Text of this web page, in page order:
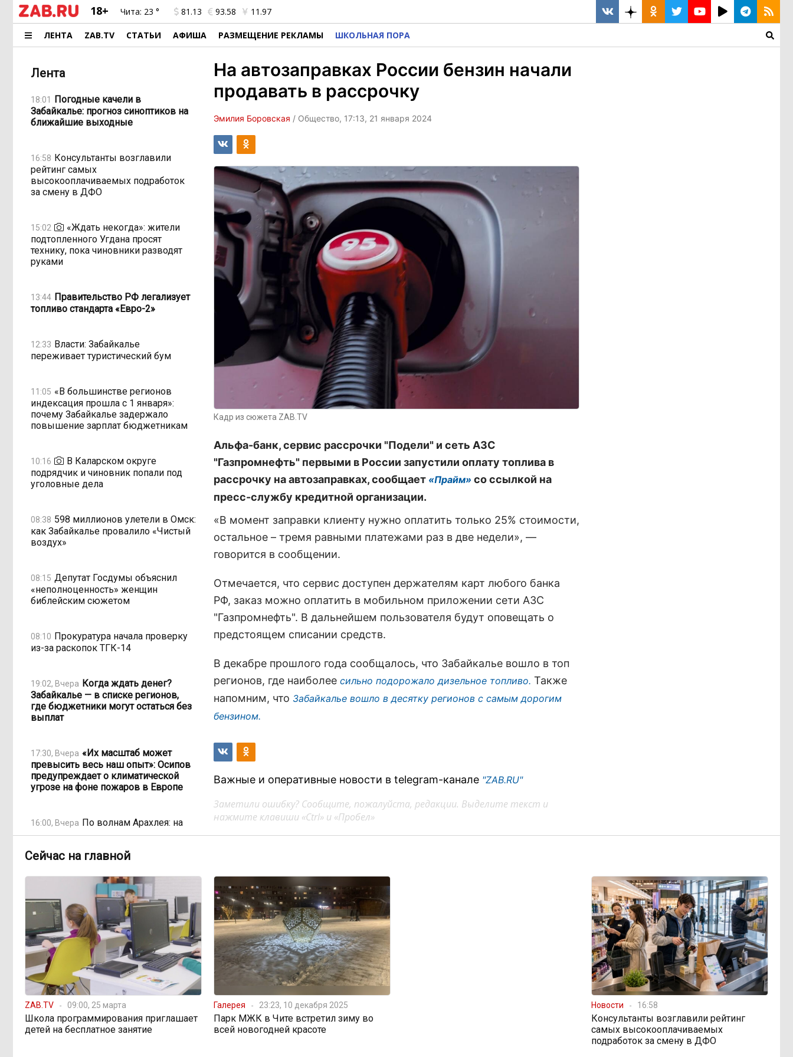
18+ Чита: 23 ° 81.13 93.58 11.97
ЛЕНТА ZAB.TV СТАТЬИ АФИША РАЗМЕЩЕНИЕ РЕКЛАМЫ ШКОЛЬНАЯ ПОРА
Лента
18:01 Погодные качели в
Забайкалье: прогноз синоптиков на
ближайшие выходные
16:58 Консультанты возглавили
рейтинг самых
высокооплачиваемых подработок
за смену в ДФО
15:02
«Ждать некогда»: жители
подтопленного Угдана просят
технику, пока чиновники разводят
руками
13:44 Правительство РФ легализует
топливо стандарта «Евро-2»
12:33 Власти: Забайкалье
переживает туристический бум
11:05 «В большинстве регионов
индексация прошла с 1 января»:
почему Забайкалье задержало
повышение зарплат бюджетникам
10:16
В Каларском округе
подрядчик и чиновник попали под
уголовные дела
08:38 598 миллионов улетели в Омск:
как Забайкалье провалило «Чистый
воздух»
08:15 Депутат Госдумы объяснил
«неполноценность» женщин
библейским сюжетом
08:10 Прокуратура начала проверку
из-за раскопок ТГК-14
19:02, Вчера Когда ждать денег?
Забайкалье — в списке регионов,
где бюджетники могут остаться без
выплат
17:30, Вчера «Их масштаб может
превысить весь наш опыт»: Осипов
предупреждает о климатической
угрозе на фоне пожаров в Европе
16:00, Вчера По волнам Арахлея: на
любимом озере забайкальцев
Путин подписал закон,
вдвое расширяющий основания для
выдворения мигрантов
12:32, Вчера Читинская
администрация хочет
отремонтировать кабинет за 6,8
миллиона: что скрывает смета?
11:47, Вчера «Нефтемаркет» отвечает:
региональные власти неточно
изложили ситуацию с топливным
На автозаправках России бензин начали
продавать в рассрочку
Эмилия Боровская / Общество, 17:13, 21 января 2024
Кадр из сюжета ZAB.TV
Альфа-банк, сервис рассрочки "Подели" и сеть АЗС
"Газпромнефть" первыми в России запустили оплату топлива в
рассрочку на автозаправках, сообщает «Прайм» со ссылкой на
пресс-службу кредитной организации.
«В момент заправки клиенту нужно оплатить только 25% стоимости,
остальное – тремя равными платежами раз в две недели», —
говорится в сообщении.
Отмечается, что сервис доступен держателям карт любого банка
РФ, заказ можно оплатить в мобильном приложении сети АЗС
"Газпромнефть". В дальнейшем пользователя будут оповещать о
предстоящем списании средств.
В декабре прошлого года сообщалось, что Забайкалье вошло в топ
регионов, где наиболее сильно подорожало дизельное топливо. Также
напомним, что Забайкалье вошло в десятку регионов с самым дорогим
бензином.
Важные и оперативные новости в telegram-канале "ZAB.RU"
Заметили ошибку? Сообщите, пожалуйста, редакции. Выделите текст и
нажмите клавиши «Ctrl» и «Пробел»
Сейчас на главной
ZAB.TV 09:00, 25 марта
Школа программирования приглашает
детей на бесплатное занятие
Галерея 23:23, 10 декабря 2025
Парк МЖК в Чите встретил зиму во
всей новогодней красоте
Новости 16:58
Консультанты возглавили рейтинг
самых высокооплачиваемых
подработок за смену в ДФО